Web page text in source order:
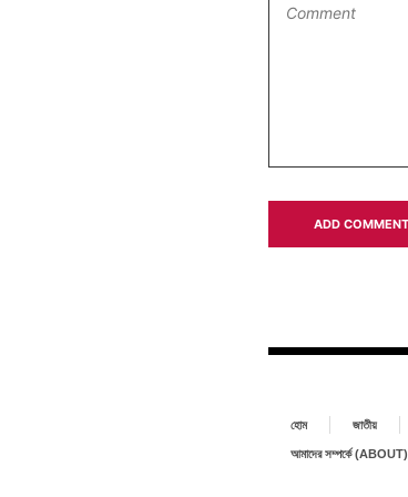
হোম জাতীয়
আমাদের সম্পর্কে (ABOUT)